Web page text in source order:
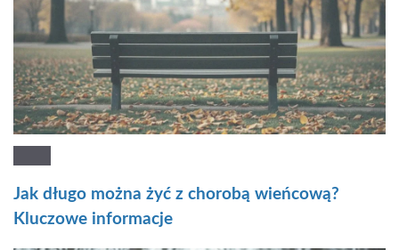
Jak długo można żyć z chorobą wieńcową?
Kluczowe informacje